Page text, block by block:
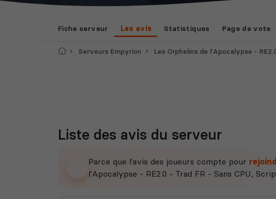
Fiche serveur Les avis Statistiques Page de vote
AccueilServeurs Empyrion Les Orphelins de l'Apocalypse - RE2.0 - Trad FR - Sans CPU, Script,
Liste des avis du serveur
Parce que l'avis des joueurs compte pour
l'Apocalypse - RE2.0 - Trad FR - Sans CPU,